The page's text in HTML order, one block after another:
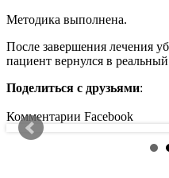
Методика выполнена.
После завершения лечения
пациент вернулся в
Поделиться с друзьями:
Комментарии Facebook